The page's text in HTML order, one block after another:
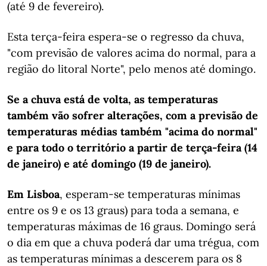
(até 9 de fevereiro).
Esta terça-feira espera-se o regresso da chuva,
"com previsão de valores acima do normal, para a
região do litoral Norte", pelo menos até domingo.
Se a chuva está de volta, as temperaturas
também vão sofrer alterações, com a previsão de
temperaturas médias também "acima do normal"
e para todo o território a partir de terça-feira (14
de janeiro) e até domingo (19 de janeiro).
Em Lisboa, esperam-se temperaturas mínimas
entre os 9 e os 13 graus) para toda a semana, e
temperaturas máximas de 16 graus. Domingo será
o dia em que a chuva poderá dar uma trégua, com
as temperaturas mínimas a descerem para os 8